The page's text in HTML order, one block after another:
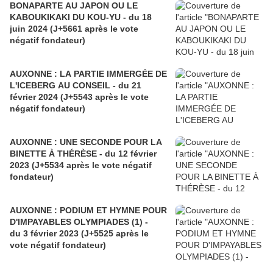
BONAPARTE AU JAPON OU LE
KABOUKIKAKI DU KOU-YU - du 18
juin 2024 (J+5661 après le vote
négatif fondateur)
AUXONNE : LA PARTIE IMMERGÉE DE
L'ICEBERG AU CONSEIL - du 21
février 2024 (J+5543 après le vote
négatif fondateur)
AUXONNE : UNE SECONDE POUR LA
BINETTE À THÉRÈSE - du 12 février
2023 (J+5534 après le vote négatif
fondateur)
AUXONNE : PODIUM ET HYMNE POUR
D'IMPAYABLES OLYMPIADES (1) -
du 3 février 2023 (J+5525 après le
vote négatif fondateur)